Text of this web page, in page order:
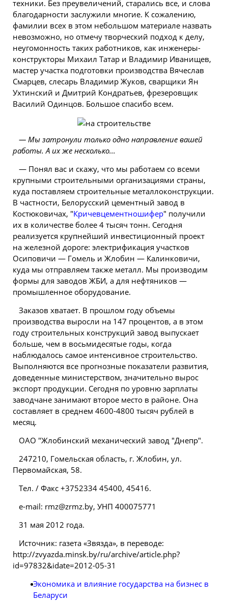
техники. Без преувеличений, старались все, и слова
благодарности заслужили многие. К сожалению,
фамилии всех в этом небольшом материале назвать
невозможно, но отмечу творческий подход к делу,
неугомонность таких работников, как инженеры-
конструкторы Михаил Татар и Владимир Иванищев,
мастер участка подготовки производства Вячеслав
Смарцев, слесарь Владимир Жуков, сварщики Ян
Ухтинский и Дмитрий Кондратьев, фрезеровщик
Василий Одинцов. Большое спасибо всем.
— Мы затронули только одно направление вашей
работы. А их же несколько...
— Понял вас и скажу, что мы работаем со всеми
крупными строительными организациями страны,
куда поставляем строительные металлоконструкции.
В частности, Белорусский цементный завод в
Костюковичах, "Кричевцементношифер" получили
их в количестве более 4 тысяч тонн. Сегодня
реализуется крупнейший инвестиционный проект
на железной дороге: электрификация участков
Осиповичи — Гомель и Жлобин — Калинковичи,
куда мы отправляем также металл. Мы производим
формы для заводов ЖБИ, а для нефтяников —
промышленное оборудование.
Заказов хватает. В прошлом году объемы
производства выросли на 147 процентов, а в этом
году строительных конструкций завод выпускает
больше, чем в восьмидесятые годы, когда
наблюдалось самое интенсивное строительство.
Выполняются все прогнозные показатели развития,
доведенные министерством, значительно вырос
экспорт продукции. Сегодня по уровню зарплаты
заводчане занимают второе место в районе. Она
составляет в среднем 4600-4800 тысяч рублей в
месяц.
ОАО "Жлобинский механический завод "Днепр".
247210, Гомельская область, г. Жлобин, ул.
Первомайская, 58.
Тел. / Факс +3752334 45400, 45416.
е-mаil: rmz@zrmz.by, УНП 400075771
31 мая 2012 года.
Источник: газета «Звязда», в переводе:
http://zvyazda.minsk.by/ru/archive/article.php?
id=97832&idate=2012-05-31
Экономика и влияние государства на бизнес в
Беларуси